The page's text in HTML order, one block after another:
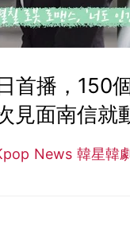
首播，150
見面南信就
News 韓星韓劇